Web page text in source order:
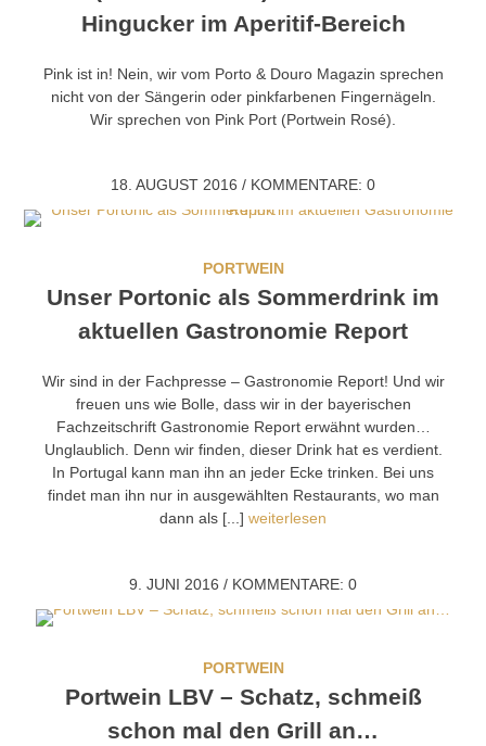
Hingucker im Aperitif-Bereich
Pink ist in! Nein, wir vom Porto & Douro Magazin sprechen
nicht von der Sängerin oder pinkfarbenen Fingernägeln.
Wir sprechen von Pink Port (Portwein Rosé).
18. AUGUST 2016 / KOMMENTARE: 0
PORTWEIN
Unser Portonic als Sommerdrink im
aktuellen Gastronomie Report
Wir sind in der Fachpresse – Gastronomie Report! Und wir
freuen uns wie Bolle, dass wir in der bayerischen
Fachzeitschrift Gastronomie Report erwähnt wurden…
Unglaublich. Denn wir finden, dieser Drink hat es verdient.
In Portugal kann man ihn an jeder Ecke trinken. Bei uns
findet man ihn nur in ausgewählten Restaurants, wo man
dann als [...] weiterlesen
9. JUNI 2016 / KOMMENTARE: 0
PORTWEIN
Portwein LBV – Schatz, schmeiß
schon mal den Grill an…